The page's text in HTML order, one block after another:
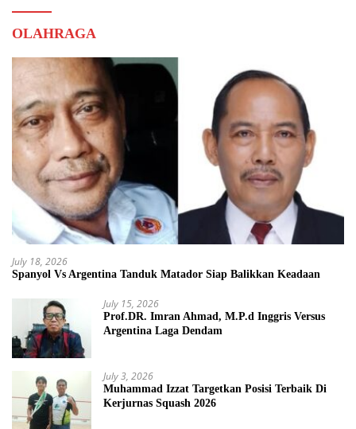
OLAHRAGA
July 18, 2026
Spanyol Vs Argentina Tanduk Matador Siap Balikkan Keadaan
July 15, 2026
Prof.DR. Imran Ahmad, M.P.d Inggris Versus
Argentina Laga Dendam
July 3, 2026
Muhammad Izzat Targetkan Posisi Terbaik Di
Kerjurnas Squash 2026